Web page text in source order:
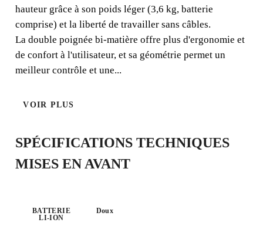
La batte vibrante QUAKE ENERGY CAS, légère et
compacte, est spécialement conçue pour éviter la
génération de bulles d'air encapsulées entre le support et
le carreau de céramique, facilitant ainsi l'adhérence. Idéal
pour les supports verticaux et les travaux en hauteur
USAGE :
INTENSIF
LÉGER
hauteur grâce à son poids léger (3,6 kg, batterie
comprise) et la liberté de travailler sans câbles.
La double poignée bi-matière offre plus d'ergonomie et
de confort à l'utilisateur, et sa géométrie permet un
meilleur contrôle et une...
VOIR PLUS
SPÉCIFICATIONS TECHNIQUES
MISES EN AVANT
BATTERIE
LI-ION
Doux